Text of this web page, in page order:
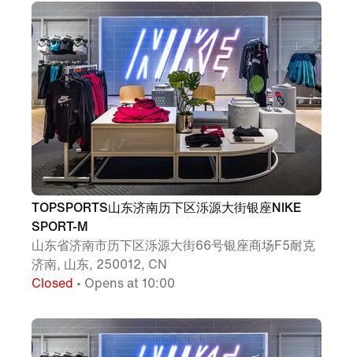
TOPSPORTS山东济南历下区泺源大街银座NIKE
SPORT-M
山东省济南市历下区泺源大街66号银座商场F5耐克
济南, 山东, 250012, CN
Closed • Opens at 10:00